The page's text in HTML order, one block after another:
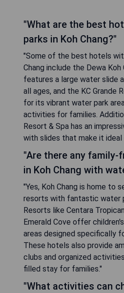
"What are the best
parks in Koh Chang?"
"Some of the best hotels
Chang include the Dewa Koh
features a large water slide
all ages, and the KC Grande
for its vibrant water park
activities for families.
Resort & Spa has an
with slides that make it ideal
"Are there any
in Koh Chang with
"Yes, Koh Chang is home to
resorts with fantastic water
Resorts like Centara
Emerald Cove offer
areas designed specifically
These hotels also provide
clubs and organized
filled stay for families."
"What activities can